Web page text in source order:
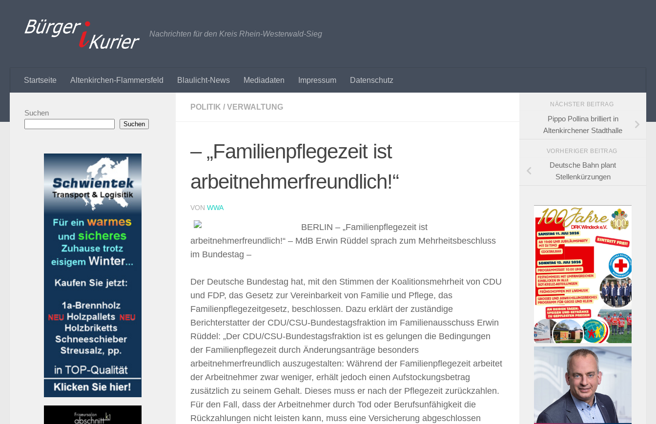
Nachrichten für den Kreis Rhein-Westerwald-Sieg
Startseite Altenkirchen-Flammersfeld Blaulicht-News Mediadaten Impressum Datenschutz
POLITIK / VERWALTUNG
– „Familienpflegezeit ist
arbeitnehmerfreundlich!“
VON WWA
BERLIN – „Familienpflegezeit ist
arbeitnehmerfreundlich!“ – MdB Erwin Rüddel sprach zum Mehrheitsbeschluss
im Bundestag –
Der Deutsche Bundestag hat, mit den Stimmen der Koalitionsmehrheit von CDU
und FDP, das Gesetz zur Vereinbarkeit von Familie und Pflege, das
Familienpflegezeitgesetz, beschlossen. Dazu erklärt der zuständige
Berichterstatter der CDU/CSU-Bundestagsfraktion im Familienausschuss Erwin
Rüddel: „Der CDU/CSU-Bundestagsfraktion ist es gelungen die Bedingungen
der Familienpflegezeit durch Änderungsanträge besonders
arbeitnehmerfreundlich auszugestalten: Während der Familienpflegezeit arbeitet
der Arbeitnehmer zwar weniger, erhält jedoch einen Aufstockungsbetrag
zusätzlich zu seinem Gehalt. Dieses muss er nach der Pflegezeit zurückzahlen.
Für den Fall, dass der Arbeitnehmer durch Tod oder Berufsunfähigkeit die
Rückzahlungen nicht leisten kann, muss eine Versicherung abgeschlossen
Suchen
Suchen
NÄCHSTER BEITRAG
Pippo Pollina brilliert in
Altenkirchener Stadthalle
VORHERIGER BEITRAG
Deutsche Bahn plant
Stellenkürzungen